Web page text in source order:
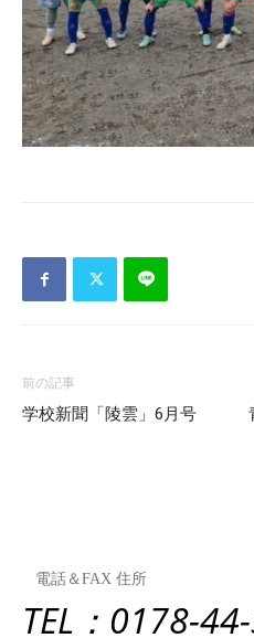
前の記事
学校新聞「陵雲」6月号
電話＆FAX 住所
TEL：0178-